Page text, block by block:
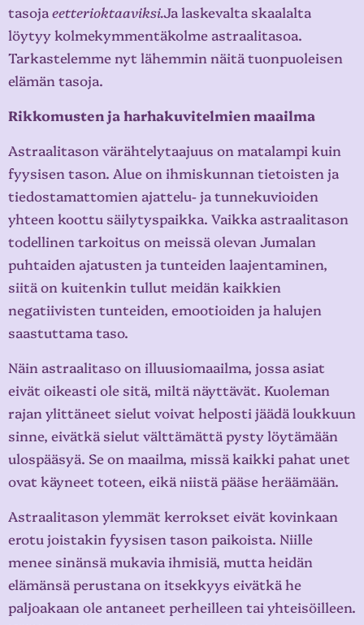
tasojaeetterioktaaviksi.Ja laskevalta skaalalta
löytyy kolmekymmentäkolme astraalitasoa.
Tarkastelemme nyt lähemmin näitä tuonpuoleisen
elämän tasoja.
Rikkomusten ja harhakuvitelmien maailma
Astraalitason värähtelytaajuus on matalampi kuin
fyysisen tason. Alue on ihmiskunnan tietoisten ja
tiedostamattomien ajattelu- ja tunnekuvioiden
yhteen koottu säilytyspaikka. Vaikka astraalitason
todellinen tarkoitus on meissä olevan Jumalan
puhtaiden ajatusten ja tunteiden laajentaminen,
siitä on kuitenkin tullut meidän kaikkien
negatiivisten tunteiden, emootioiden ja halujen
saastuttama taso.
Näin astraalitaso on illuusiomaailma, jossa asiat
eivät oikeasti ole sitä, miltä näyttävät. Kuoleman
rajan ylittäneet sielut voivat helposti jäädä loukkuun
sinne, eivätkä sielut välttämättä pysty löytämään
ulospääsyä. Se on maailma, missä kaikki pahat unet
ovat käyneet toteen, eikä niistä pääse heräämään.
Astraalitason ylemmät kerrokset eivät kovinkaan
erotu joistakin fyysisen tason paikoista. Niille
menee sinänsä mukavia ihmisiä, mutta heidän
elämänsä perustana on itsekkyys eivätkä he
paljoakaan ole antaneet perheilleen tai yhteisöilleen.